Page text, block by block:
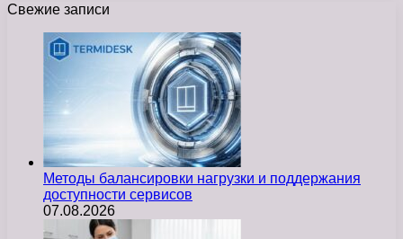
Свежие записи
Методы балансировки нагрузки и поддержания
доступности сервисов
07.08.2026